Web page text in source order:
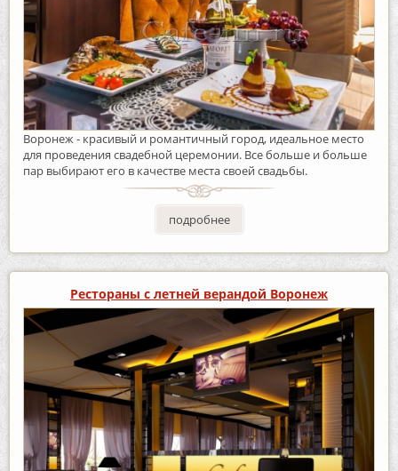
Воронеж - красивый и романтичный город, идеальное место
для проведения свадебной церемонии. Все больше и больше
пар выбирают его в качестве места своей свадьбы.
подробнее
Рестораны с летней верандой Воронеж